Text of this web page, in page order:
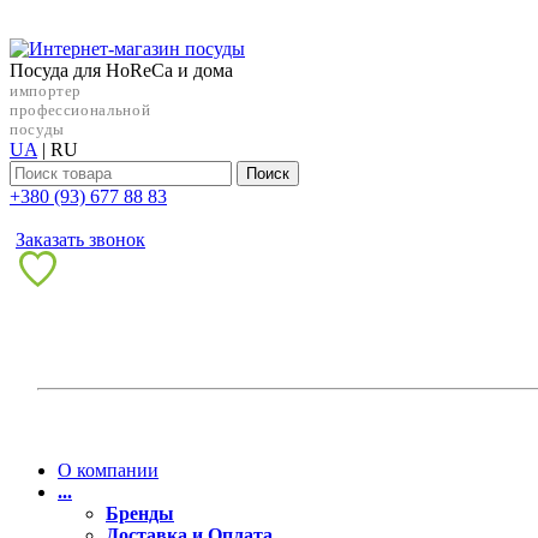
Посуда для HoReCa и дома
импортер
профессиональной
посуды
UA | RU
Поиск
+38‎0 (93) 677 88 83
Заказать звонок
О компании
...
Бренды